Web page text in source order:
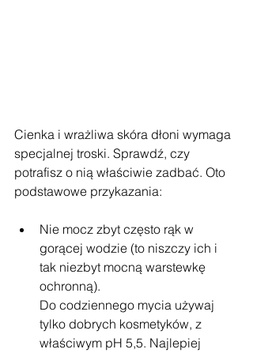
Cienka i wrażliwa skóra dłoni wymaga
specjalnej troski. Sprawdź, czy
potrafisz o nią właściwie zadbać. Oto
podstawowe przykazania:
Nie mocz zbyt często rąk w
gorącej wodzie (to niszczy ich i
tak niezbyt mocną warstewkę
ochronną).
Do codziennego mycia używaj
tylko dobrych kosmetyków, z
właściwym pH 5,5. Najlepiej